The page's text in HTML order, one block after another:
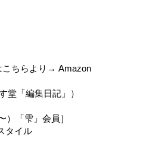
こちらより→ Amazon
堂「編集日記」）
）「雫」会員］
タイル